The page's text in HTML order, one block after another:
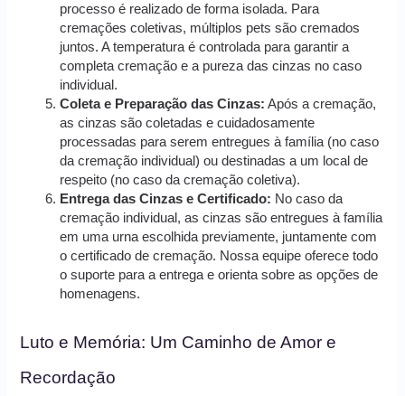
processo é realizado de forma isolada. Para
cremações coletivas, múltiplos pets são cremados
juntos. A temperatura é controlada para garantir a
completa cremação e a pureza das cinzas no caso
individual.
Coleta e Preparação das Cinzas: Após a cremação,
as cinzas são coletadas e cuidadosamente
processadas para serem entregues à família (no caso
da cremação individual) ou destinadas a um local de
respeito (no caso da cremação coletiva).
Entrega das Cinzas e Certificado: No caso da
cremação individual, as cinzas são entregues à família
em uma urna escolhida previamente, juntamente com
o certificado de cremação. Nossa equipe oferece todo
o suporte para a entrega e orienta sobre as opções de
homenagens.
Luto e Memória: Um Caminho de Amor e
Recordação